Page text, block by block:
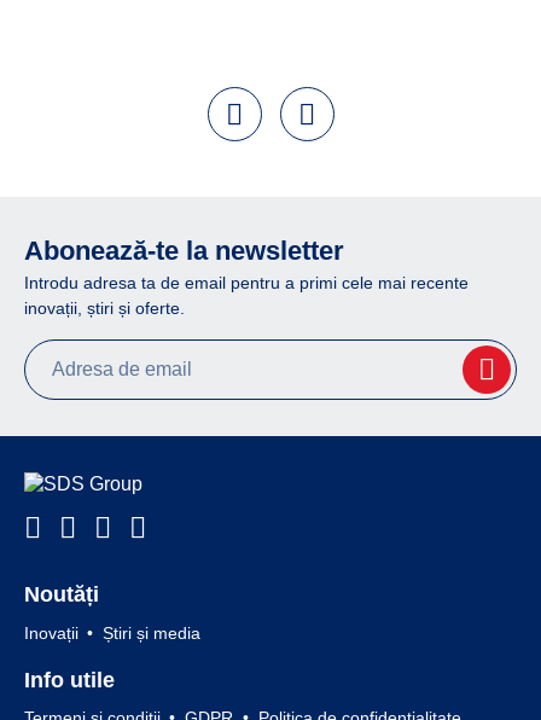
Abonează-te la newsletter
Introdu adresa ta de email pentru a primi cele mai recente
inovații, știri și oferte.
Noutăți
Inovații Știri și media
Info utile